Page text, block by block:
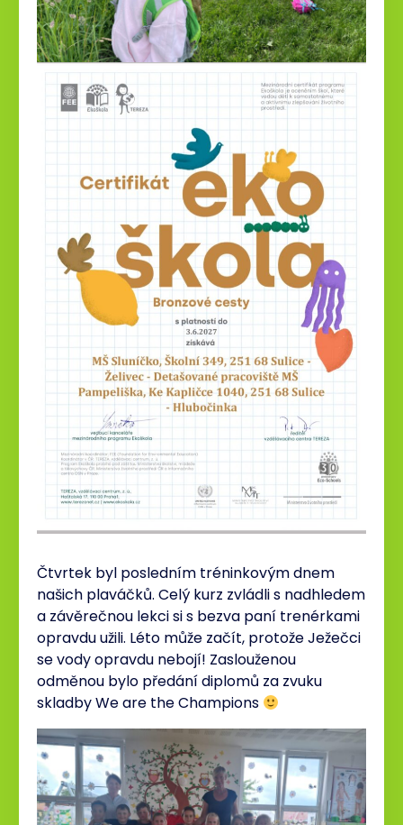
Čtvrtek byl posledním tréninkovým dnem
našich plaváčků. Celý kurz zvládli s nadhledem
a závěrečnou lekci si s bezva paní trenérkami
opravdu užili. Léto může začít, protože Ježečci
se vody opravdu nebojí! Zaslouženou
odměnou bylo předání diplomů za zvuku
skladby We are the Champions